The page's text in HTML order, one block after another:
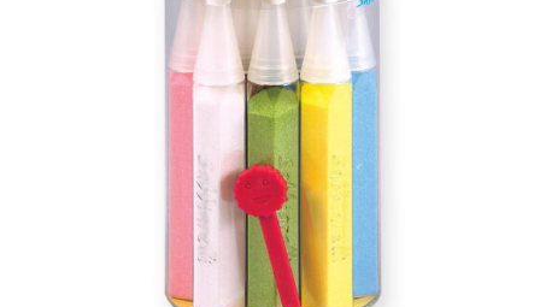
AGGIUNGI AL CARRELLO